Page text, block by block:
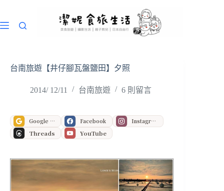
主
台南旅遊【井仔腳瓦盤鹽田】夕照
2014/ 12/11 台南旅遊 6 則留言
Google 偏好來源 Facebook Instagram
Threads YouTube